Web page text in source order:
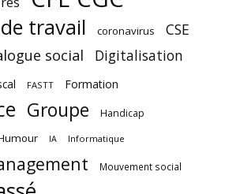
travail coronavirus CSE
social Digitalisation
FASTT Formation
Groupe Handicap
IA Informatique
Mouvement social